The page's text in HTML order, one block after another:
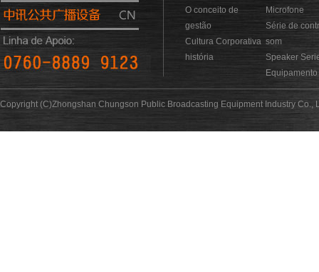
O conceito de
gestão
Cultura Corporativa
história
Microfone
Série de
som
Speaker
Copyright (C)Zhongshan Chungson Public Broadcasting Equipment Industry